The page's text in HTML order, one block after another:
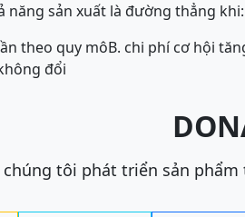
năng sản xuất là đường thẳng khi:
theo quy môB. chi phí cơ hội
đổi
tôi phát triển sản